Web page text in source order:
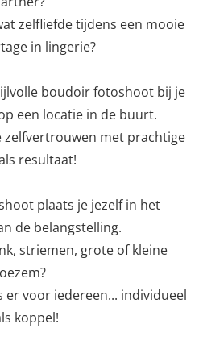
zelfliefde tijdens een mooie
in lingerie?
boudoir fotoshoot bij je
een locatie in de buurt.
met prachtige
resultaat!
plaats je jezelf in het
de belangstelling.
striemen, grote of kleine
voor iedereen... individueel
koppel!